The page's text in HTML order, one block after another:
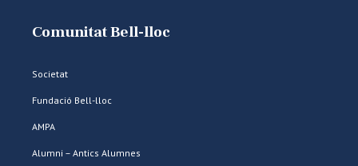
Comunitat Bell-lloc
Societat
Fundació Bell-lloc
AMPA
Alumni – Antics Alumnes